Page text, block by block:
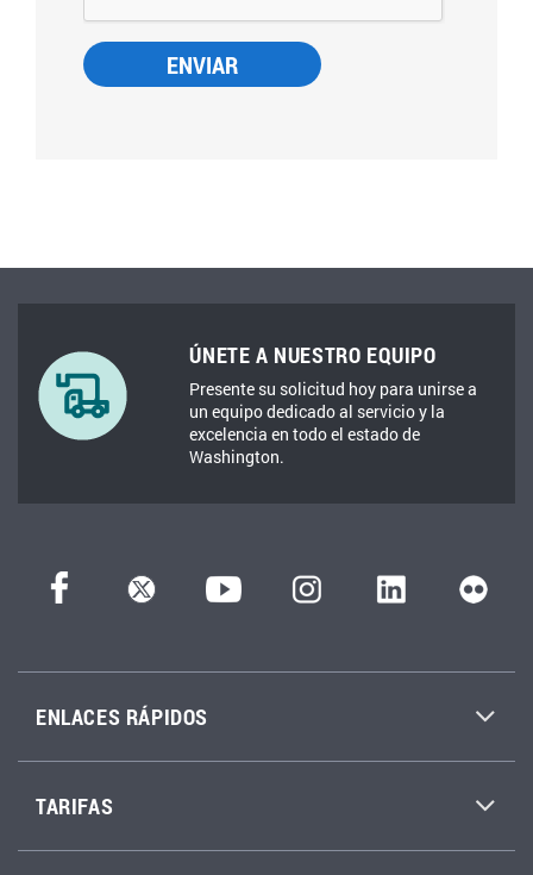
ÚNETE A NUESTRO EQUIPO
Presente su solicitud hoy para unirse a
un equipo dedicado al servicio y la
excelencia en todo el estado de
Washington.
ENLACES RÁPIDOS
TARIFAS